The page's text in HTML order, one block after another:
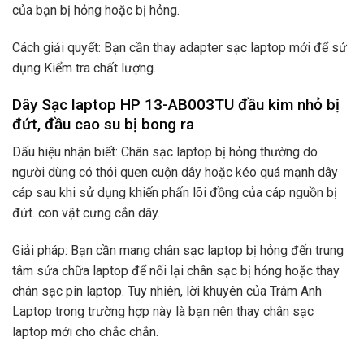
của bạn bị hỏng hoặc bị hỏng.
Cách giải quyết: Bạn cần thay adapter sạc laptop mới để sử
dụng Kiểm tra chất lượng.
Dây Sạc laptop HP 13-AB003TU đầu kim nhỏ bị
đứt, đầu cao su bị bong ra
Dấu hiệu nhận biết: Chân sạc laptop bị hỏng thường do
người dùng có thói quen cuộn dây hoặc kéo quá mạnh dây
cáp sau khi sử dụng khiến phấn lõi đồng của cáp nguồn bị
đứt. con vật cưng cắn dây.
Giải pháp: Bạn cần mang chân sạc laptop bị hỏng đến trung
tâm sửa chữa laptop để nối lại chân sạc bị hỏng hoặc thay
chân sạc pin laptop. Tuy nhiên, lời khuyên của Trâm Anh
Laptop trong trường hợp này là bạn nên thay chân sạc
laptop mới cho chắc chắn.